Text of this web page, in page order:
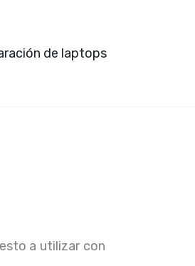
de laptops
a utilizar con